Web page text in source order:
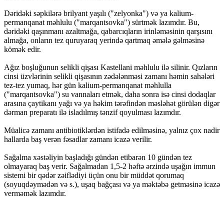
Dəridəki səpkilərə brilyant yaşılı ("zelyonka") və ya kalium-
permanqanat məhlulu ("marqantsovka") sürtmək lazımdır. Bu,
dəridəki qaşınmanı azaltmağa, qabarcıqların irinləməsinin qarşısını
almağa, onların tez quruyaraq yerində qartmaq əmələ gəlməsinə
kömək edir.
Ağız boşluğunun selikli qişası Kastellani məhlulu ilə silinir. Qızların
cinsi üzvlərinin selikli qişasının zədələnməsi zamanı həmin sahələri
tez-tez yumaq, hər gün kalium-permanqanat məhlulla
("marqantsovka") su vannaları etmək, daha sonra isə cinsi dodaqlar
arasına çaytikanı yağı və ya həkim tərəfindən məsləhət görülən digər
dərman preparatı ilə isladılmış tənzif qoyulması lazımdır.
Müalicə zamanı antibiotiklərdən istifadə edilməsinə, yalnız çox nadir
hallarda baş verən fəsadlar zamanı icazə verilir.
Sağalma xəstəliyin başladığı gündən etibarən 10 gündən tez
olmayaraq baş verir. Sağalmadan 1,5-2 həftə ərzində uşağın immun
sistemi bir qədər zəiflədiyi üçün onu bir müddət qorumaq
(soyuqdəymədən və s.), uşaq bağçası və ya məktəbə getməsinə icazə
verməmək lazımdır.